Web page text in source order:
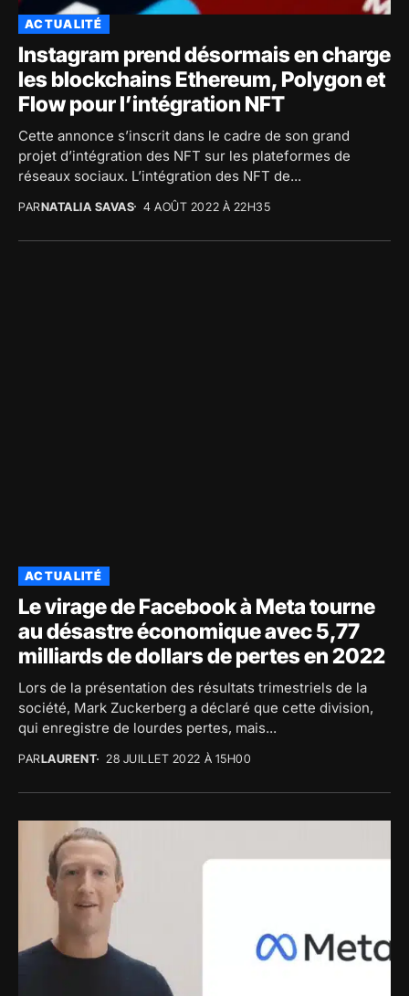
ACTUALITÉ
Instagram prend désormais en charge
les blockchains Ethereum, Polygon et
Flow pour l’intégration NFT
Cette annonce s’inscrit dans le cadre de son grand
projet d’intégration des NFT sur les plateformes de
réseaux sociaux. L’intégration des NFT de...
PARNATALIA SAVAS 4 AOÛT 2022 À 22H35
ACTUALITÉ
Le virage de Facebook à Meta tourne
au désastre économique avec 5,77
milliards de dollars de pertes en 2022
Lors de la présentation des résultats trimestriels de la
société, Mark Zuckerberg a déclaré que cette division,
qui enregistre de lourdes pertes, mais...
PARLAURENT 28 JUILLET 2022 À 15H00